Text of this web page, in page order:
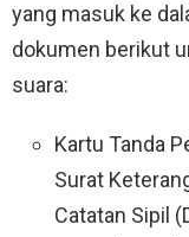
yang masuk ke
dokumen berikut
suara:
Kartu Tanda
Surat
Catatan Sipil